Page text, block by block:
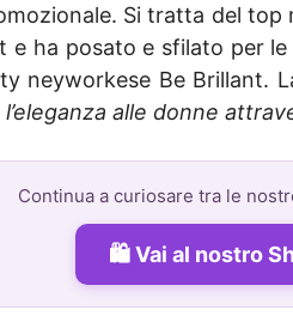
Si tratta del
e ha posato e sfilato per
neyworkese Be Brillant.
alle donne
Continua a curiosare tra le
Vai al nostro